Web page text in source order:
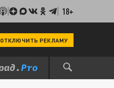
18+
ОТКЛЮЧИТЬ РЕКЛАМУ